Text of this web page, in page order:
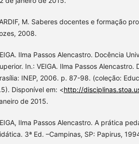
M. Saberes docentes e formação
2008.
Ilma Passos Alencastro. Docência
In.: VEIGA. Ilma Passos Alencastro.
INEP, 2006. p. 87-98. (coleção:
Disponível em: <http://
de 2015.
Ilma Passos Alencastro. A prática
3ª Ed. –Campinas, SP: Papirus,